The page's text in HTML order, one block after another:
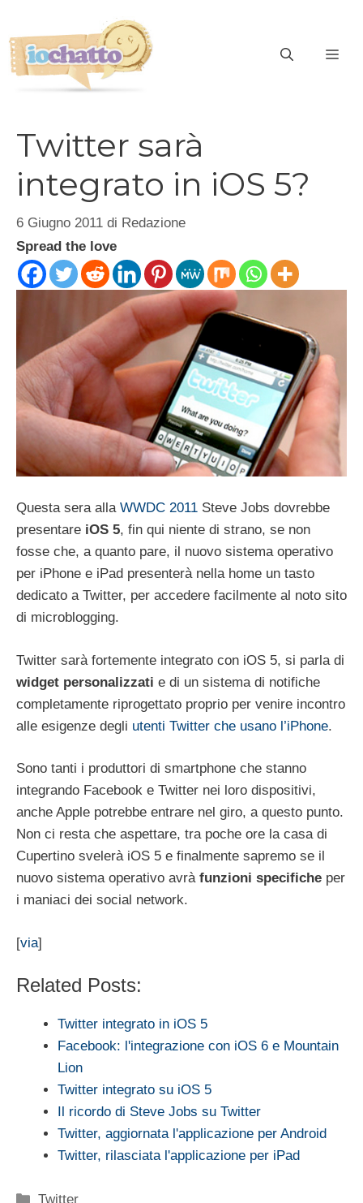
contenuto
Twitter sarà
integrato in iOS 5?
6 Giugno 2011 di Redazione
Spread the love
Questa sera alla WWDC 2011 Steve Jobs dovrebbe
presentare iOS 5, fin qui niente di strano, se non
fosse che, a quanto pare, il nuovo sistema operativo
per iPhone e iPad presenterà nella home un tasto
dedicato a Twitter, per accedere facilmente al noto sito
di microblogging.
Twitter sarà fortemente integrato con iOS 5, si parla di
widget personalizzati e di un sistema di notifiche
completamente riprogettato proprio per venire incontro
alle esigenze degli utenti Twitter che usano l’iPhone.
Sono tanti i produttori di smartphone che stanno
integrando Facebook e Twitter nei loro dispositivi,
anche Apple potrebbe entrare nel giro, a questo punto.
Non ci resta che aspettare, tra poche ore la casa di
Cupertino svelerà iOS 5 e finalmente sapremo se il
nuovo sistema operativo avrà funzioni specifiche per
i maniaci dei social network.
[via]
Related Posts:
Twitter integrato in iOS 5
Facebook: l'integrazione con iOS 6 e Mountain
Lion
Twitter integrato su iOS 5
Il ricordo di Steve Jobs su Twitter
Twitter, aggiornata l'applicazione per Android
Twitter, rilasciata l'applicazione per iPad
Categorie
Twitter